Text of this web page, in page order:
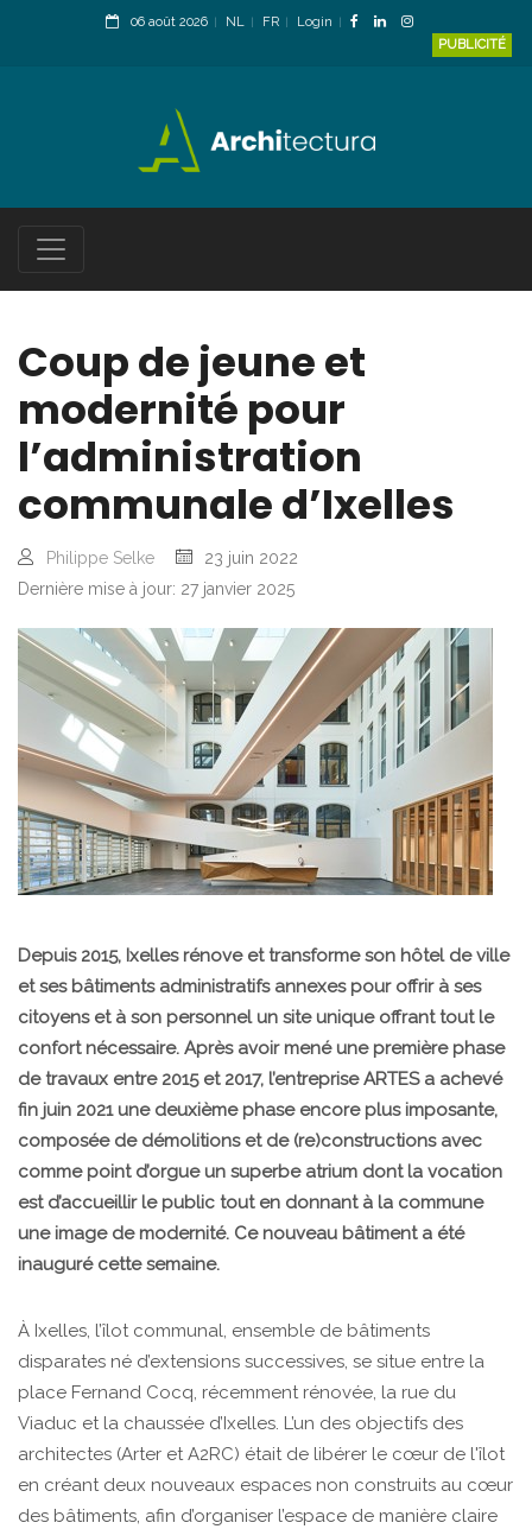
06 août 2026 NL FR
Login
PUBLICITÉ
Coup de jeune et
modernité pour
l’administration
communale d’Ixelles
Philippe Selke
23 juin 2022
Dernière mise à jour: 27 janvier 2025
Depuis 2015, Ixelles rénove et transforme son hôtel de ville
et ses bâtiments administratifs annexes pour offrir à ses
citoyens et à son personnel un site unique offrant tout le
confort nécessaire. Après avoir mené une première phase
de travaux entre 2015 et 2017, l’entreprise ARTES a achevé
fin juin 2021 une deuxième phase encore plus imposante,
composée de démolitions et de (re)constructions avec
comme point d’orgue un superbe atrium dont la vocation
est d’accueillir le public tout en donnant à la commune
une image de modernité. Ce nouveau bâtiment a été
inauguré cette semaine.
À Ixelles, l’îlot communal, ensemble de bâtiments
disparates né d’extensions successives, se situe entre la
place Fernand Cocq, récemment rénovée, la rue du
Viaduc et la chaussée d’Ixelles. L’un des objectifs des
architectes (Arter et A2RC) était de libérer le cœur de l'îlot
en créant deux nouveaux espaces non construits au cœur
des bâtiments, afin d’organiser l’espace de manière claire